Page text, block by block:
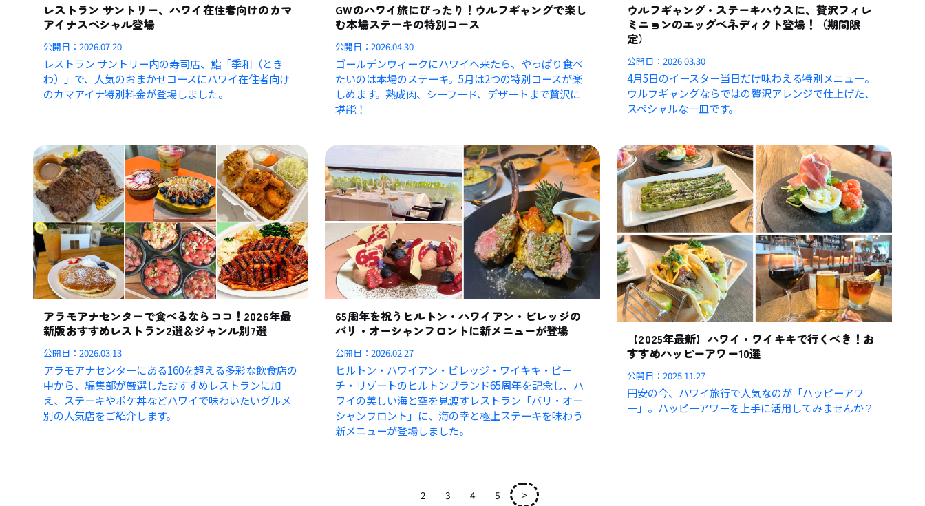
レストラン サントリー、ハワイ在住者向けのカマ
アイナスペシャル登場
公開日：2026.07.20
レストラン サントリー内の寿司店、鮨「季和（とき
わ）」で、人気のおまかせコースにハワイ在住者向け
のカマアイナ特別料金が登場しました。
GWのハワイ旅にぴったり！ウルフギャングで楽し
む本場ステーキの特別コース
公開日：2026.04.30
ゴールデンウィークにハワイへ来たら、やっぱり食べ
たいのは本場のステーキ。5月は2つの特別コースが楽
しめます。熟成肉、シーフード、デザートまで贅沢に
堪能！
ウルフギャング・ステーキハウスに、贅沢フィレ
ミニョンのエッグベネディクト登場！（期間限
定）
公開日：2026.03.30
4月5日のイースター当日だけ味わえる特別メニュー。
ウルフギャングならではの贅沢アレンジで仕上げた、
スペシャルな一皿です。
アラモアナセンターで食べるならココ！2026年最
新版おすすめレストラン2選＆ジャンル別7選
公開日：2026.03.13
アラモアナセンターにある160を超える多彩な飲食店の
中から、編集部が厳選したおすすめレストランに加
え、ステーキやポケ丼などハワイで味わいたいグルメ
別の人気店をご紹介します。
65周年を祝うヒルトン・ハワイアン・ビレッジの
バリ・オーシャンフロントに新メニューが登場
公開日：2026.02.27
ヒルトン・ハワイアン・ビレッジ・ワイキキ・ビー
チ・リゾートのヒルトンブランド65周年を記念し、ハ
ワイの美しい海と空を見渡すレストラン「バリ・オー
シャンフロント」に、海の幸と極上ステーキを味わう
新メニューが登場しました。
【2025年最新】ハワイ・ワイキキで行くべき！お
すすめハッピーアワー10選
公開日：2025.11.27
円安の今、ハワイ旅行で人気なのが「ハッピーアワ
ー」。ハッピーアワーを上手に活用してみませんか？
2 3 4 5 >